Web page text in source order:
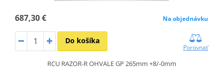
687,30 € Na objednávku
Do košíka
Porovnať
RCU RAZOR-R OHVALE GP 265mm +8/-0mm